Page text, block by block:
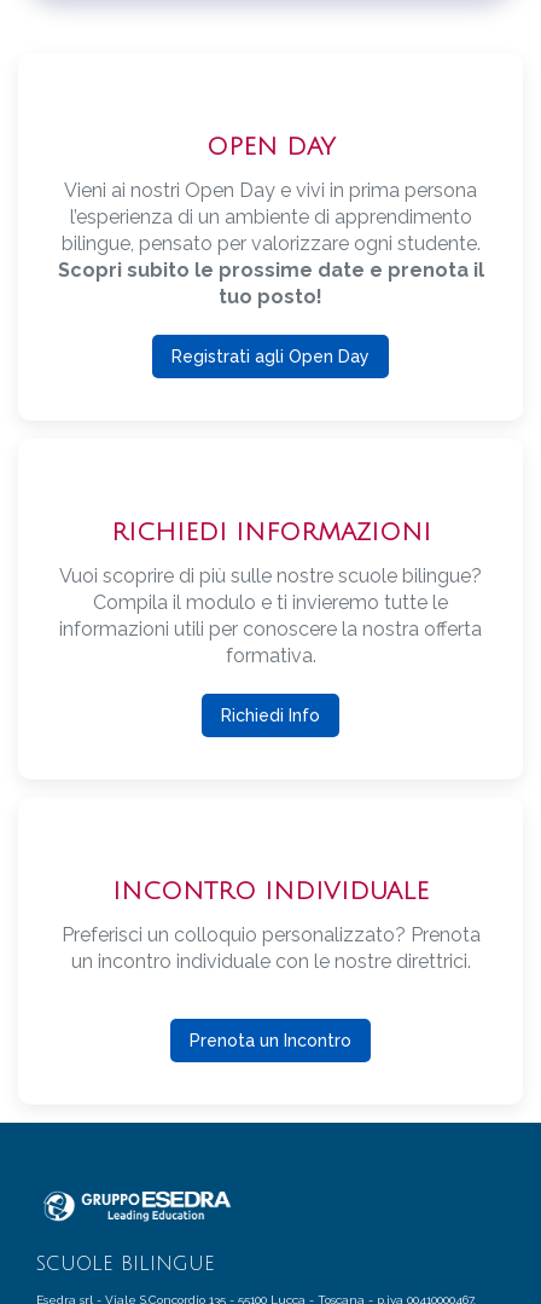
OPEN DAY
Vieni ai nostri Open Day e vivi in prima persona
l’esperienza di un ambiente di apprendimento
bilingue, pensato per valorizzare ogni studente.
Scopri subito le prossime date e prenota il
tuo posto!
Registrati agli Open Day
RICHIEDI INFORMAZIONI
Vuoi scoprire di più sulle nostre scuole bilingue?
Compila il modulo e ti invieremo tutte le
informazioni utili per conoscere la nostra offerta
formativa.
Richiedi Info
INCONTRO INDIVIDUALE
Preferisci un colloquio personalizzato? Prenota
un incontro individuale con le nostre direttrici.
Prenota un Incontro
SCUOLE BILINGUE
Esedra srl - Viale S.Concordio 135 - 55100 Lucca - Toscana - p.iva 00410000467.